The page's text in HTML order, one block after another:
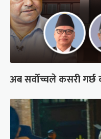
अब सर्वोच्चले कसरी गर्छ